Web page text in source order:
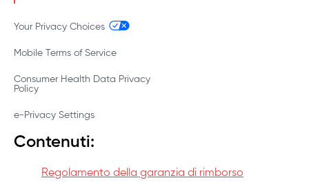
Your Privacy Choices
Mobile Terms of Service
Consumer Health Data Privacy
Policy
e-Privacy Settings
Contenuti:
Regolamento della garanzia di rimborso